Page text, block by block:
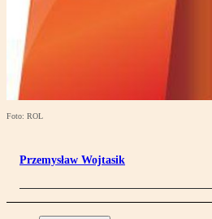
Foto: ROL
Przemysław Wojtasik